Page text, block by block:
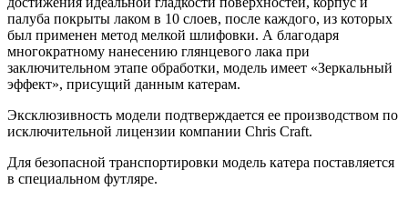
палуба покрыты лаком в 10 слоев, после каждого, из которых
был применен метод мелкой шлифовки. А благодаря
многократному нанесению глянцевого лака при
заключительном этапе обработки, модель имеет «Зеркальный
эффект», присущий данным катерам.
Эксклюзивность модели подтверждается ее производством по
исключительной лицензии компании Chris Craft.
Для безопасной транспортировки модель катера поставляется
в специальном футляре.